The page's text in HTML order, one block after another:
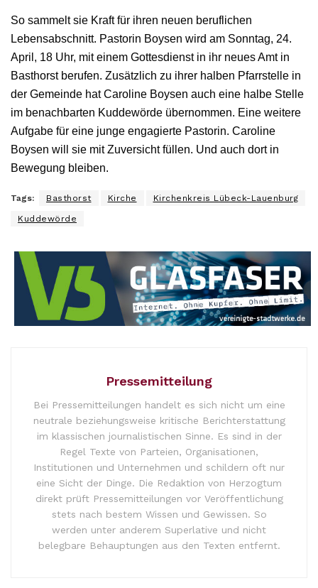
So sammelt sie Kraft für ihren neuen beruflichen
Lebensabschnitt. Pastorin Boysen wird am Sonntag, 24.
April, 18 Uhr, mit einem Gottesdienst in ihr neues Amt in
Basthorst berufen. Zusätzlich zu ihrer halben Pfarrstelle in
der Gemeinde hat Caroline Boysen auch eine halbe Stelle
im benachbarten Kuddewörde übernommen. Eine weitere
Aufgabe für eine junge engagierte Pastorin. Caroline
Boysen will sie mit Zuversicht füllen. Und auch dort in
Bewegung bleiben.
Tags: Basthorst Kirche Kirchenkreis Lübeck-Lauenburg
Kuddewörde
Pressemitteilung
Bei Pressemitteilungen handelt es sich nicht um eine
neutrale beziehungsweise kritische Berichterstattung
im klassischen journalistischen Sinne. Es sind in der
Regel Texte von Parteien, Organisationen,
Institutionen und Unternehmen und schildern oft nur
eine Sicht der Dinge. Die Redaktion von Herzogtum
direkt prüft Pressemitteilungen vor Veröffentlichung
stets nach bestem Wissen und Gewissen. So
werden unter anderem Superlative und nicht
belegbare Behauptungen aus den Texten entfernt.